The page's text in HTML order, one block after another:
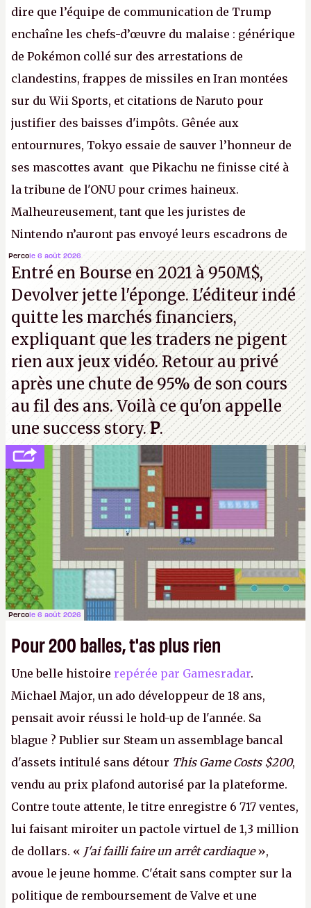
dire que l’équipe de communication de Trump
enchaîne les chefs-d’œuvre du malaise : générique
de Pokémon collé sur des arrestations de
clandestins, frappes de missiles en Iran montées
sur du Wii Sports, et citations de Naruto pour
justifier des baisses d'impôts. Gênée aux
entournures, Tokyo essaie de sauver l’honneur de
ses mascottes avant que Pikachu ne finisse cité à
la tribune de l'ONU pour crimes haineux.
Malheureusement, tant que les juristes de
Nintendo n’auront pas envoyé leurs escadrons de
la mort judiciaires pour distribuer du copyright
strike à tour de bras, l'Oncle Sam continuera
d'étaler sa confiture intellectuelle sur vos
souvenirs d'enfance.P.
Percole 6 août 2026
Entré en Bourse en 2021 à 950M$,
Devolver jette l'éponge. L'éditeur indé
quitte les marchés financiers,
expliquant que les traders ne pigent
rien aux jeux vidéo. Retour au privé
après une chute de 95% de son cours
au fil des ans. Voilà ce qu'on appelle
une success story.P.
Percole 6 août 2026
Pour 200 balles, t'as plus rien
Une belle histoire repérée par Gamesradar.
Michael Major, un ado développeur de 18 ans,
pensait avoir réussi le hold-up de l'année. Sa
blague ? Publier sur Steam un assemblage bancal
d'assets intitulé sans détour This Game Costs $200,
vendu au prix plafond autorisé par la plateforme.
Contre toute attente, le titre enregistre 6 717 ventes,
lui faisant miroiter un pactole virtuel de 1,3 million
de dollars. « J'ai failli faire un arrêt cardiaque»,
avoue le jeune homme. C'était sans compter sur la
politique de remboursement de Valve et une